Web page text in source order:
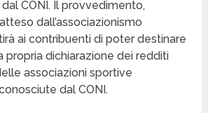
CONI. Il provvedimento,
dall’associazionismo
ai contribuenti di poter destinare
propria dichiarazione dei redditi
associazioni sportive
dal CONI.